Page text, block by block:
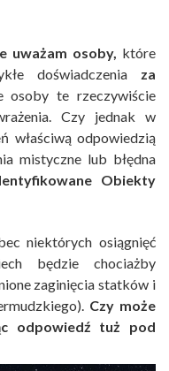
uważam osoby, które
doświadczenia za
osoby te rzeczywiście
Czy jednak w
właściwą odpowiedzią
mistyczne lub błędna
Obiekty
niektórych osiągnięć
będzie chociażby
zaginięcia statków i
Czy może
odpowiedź tuż pod